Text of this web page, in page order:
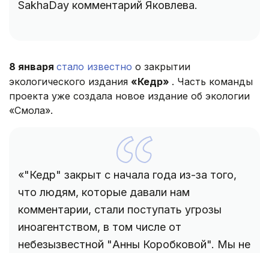
SakhaDay комментарий Яковлева.
8 января стало известно о закрытии
экологического издания «Кедр» . Часть команды
проекта уже создала новое издание об экологии
«Смола».
«"Кедр" закрыт с начала года из-за того,
что людям, которые давали нам
комментарии, стали поступать угрозы
иноагентством, в том числе от
небезызвестной "Анны Коробковой". Мы не